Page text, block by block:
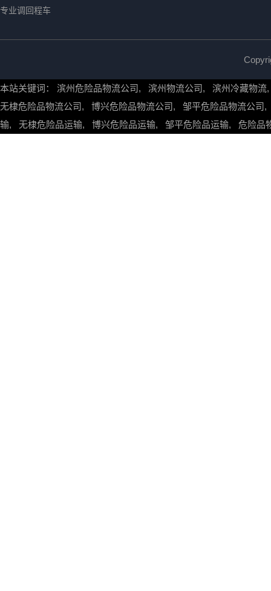
专业调回程车
本站关键词： 滨州危险品物流公司, 滨州物流公司, 滨州冷藏物流
无棣危险品物流公司, 博兴危险品物流公司, 邹平危险品物流公司
输, 无棣危险品运输, 博兴危险品运输, 邹平危险品运输, 危险品